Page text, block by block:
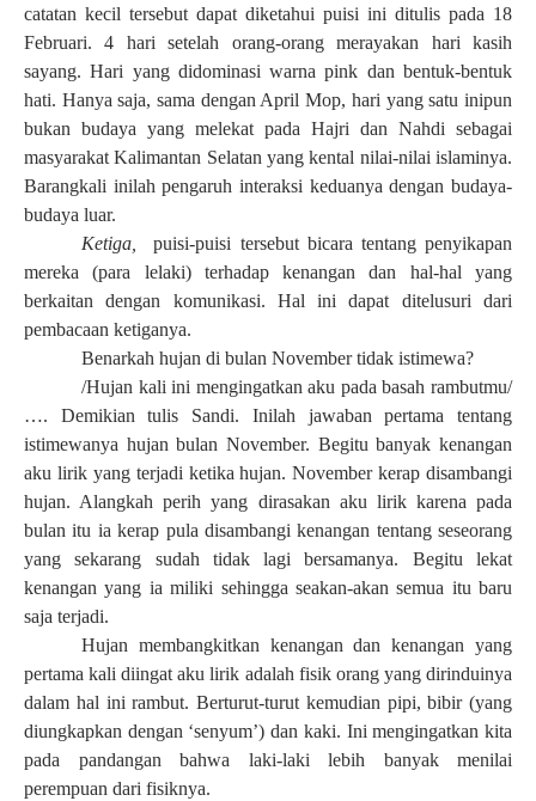
catatan kecil tersebut dapat diketahui puisi ini ditulis pada 18
Februari. 4 hari setelah orang-orang merayakan hari kasih
sayang. Hari yang didominasi warna pink dan bentuk-bentuk
hati. Hanya saja, sama dengan April Mop, hari yang satu inipun
bukan budaya yang melekat pada Hajri dan Nahdi sebagai
masyarakat Kalimantan Selatan yang kental nilai-nilai islaminya.
Barangkali inilah pengaruh interaksi keduanya dengan budaya-
budaya luar.
Ketiga,
puisi-puisi tersebut bicara tentang penyikapan
mereka (para lelaki) terhadap kenangan dan hal-hal yang
berkaitan dengan komunikasi. Hal ini dapat ditelusuri dari
pembacaan ketiganya.
Benarkah hujan di bulan November tidak istimewa?
/Hujan kali ini mengingatkan aku pada basah rambutmu/
…. Demikian tulis Sandi. Inilah jawaban pertama tentang
istimewanya hujan bulan November. Begitu banyak kenangan
aku lirik yang terjadi ketika hujan. November kerap disambangi
hujan. Alangkah perih yang dirasakan aku lirik karena pada
bulan itu ia kerap pula disambangi kenangan tentang seseorang
yang sekarang sudah tidak lagi bersamanya. Begitu lekat
kenangan yang ia miliki sehingga seakan-akan semua itu baru
saja terjadi.
Hujan membangkitkan kenangan dan kenangan yang
pertama kali diingat aku lirik adalah fisik orang yang dirinduinya
dalam hal ini rambut. Berturut-turut kemudian pipi, bibir (yang
diungkapkan dengan ‘senyum’) dan kaki. Ini mengingatkan kita
pada pandangan bahwa laki-laki lebih banyak menilai
perempuan dari fisiknya.